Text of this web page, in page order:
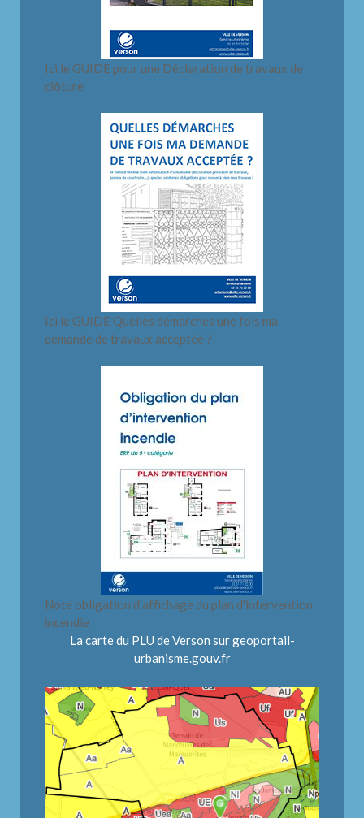
Ici le GUIDE pour une Déclaration de travaux de
clôture
Ici le GUIDE Quelles démarches une fois ma
demande de travaux acceptée ?
Note obligation d'affichage du plan d'intervention
incendie
La carte du PLU de Verson sur geoportail-
urbanisme.gouv.fr